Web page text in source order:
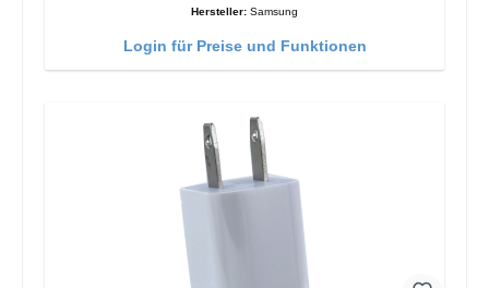
Hersteller: Samsung
Login für Preise und Funktionen